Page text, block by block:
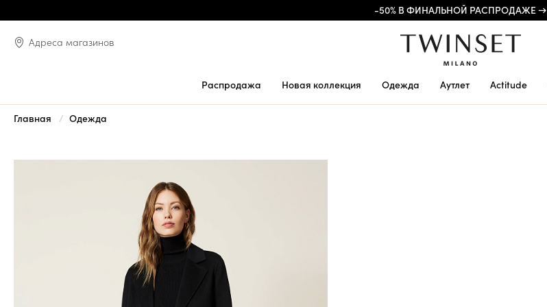
-50% В ФИНАЛЬНОЙ РАСПРОДАЖЕ →
Адреса магазинов
Распродажа Новая коллекция Одежда Аутлет Actitude
Главная Одежда